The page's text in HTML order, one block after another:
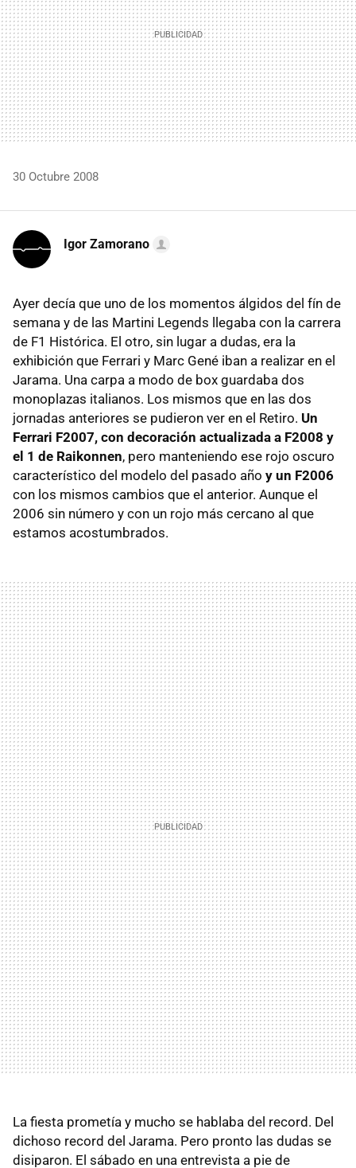
30 Octubre 2008
Igor Zamorano
Ayer decía que uno de los momentos álgidos del fín de
semana y de las Martini Legends llegaba con la carrera
de F1 Histórica. El otro, sin lugar a dudas, era la
exhibición que Ferrari y Marc Gené iban a realizar en el
Jarama. Una carpa a modo de box guardaba dos
monoplazas italianos. Los mismos que en las dos
jornadas anteriores se pudieron ver en el Retiro. Un
Ferrari F2007, con decoración actualizada a F2008 y
el 1 de Raikonnen, pero manteniendo ese rojo oscuro
característico del modelo del pasado año y un F2006
con los mismos cambios que el anterior. Aunque el
2006 sin número y con un rojo más cercano al que
estamos acostumbrados.
La fiesta prometía y mucho se hablaba del record. Del
dichoso record del Jarama. Pero pronto las dudas se
disiparon. El sábado en una entrevista a pie de